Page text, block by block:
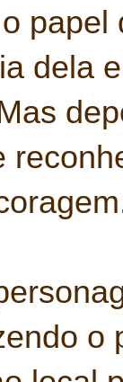
dela
o